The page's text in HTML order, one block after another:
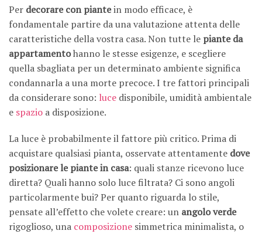
Per decorare con piantein modo efficace, è
fondamentale partire da una valutazione attenta delle
caratteristiche della vostra casa. Non tutte le piante da
appartamentohanno le stesse esigenze, e scegliere
quella sbagliata per un determinato ambiente significa
condannarla a una morte precoce. I tre fattori principali
da considerare sono: luce disponibile, umidità ambientale
e spazio a disposizione.
La luce è probabilmente il fattore più critico. Prima di
acquistare qualsiasi pianta, osservate attentamente dove
posizionare le piante in casa: quali stanze ricevono luce
diretta? Quali hanno solo luce filtrata? Ci sono angoli
particolarmente bui? Per quanto riguarda lo stile,
pensate all’effetto che volete creare: un angolo verde
rigoglioso, una composizione simmetrica minimalista, o